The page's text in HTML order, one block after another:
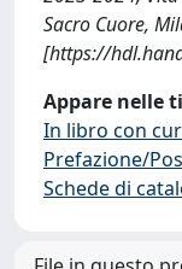
Sacro Cuore,
[https://
Appare nelle
In libro con
Prefazione/
Schede di